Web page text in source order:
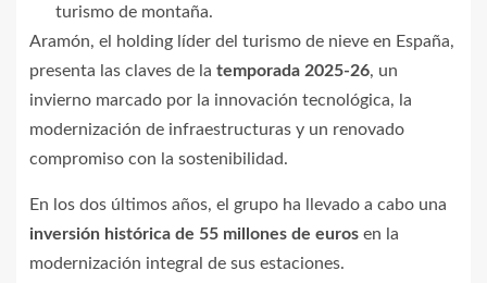
turismo de montaña.
Aramón, el holding líder del turismo de nieve en España,
presenta las claves de la temporada 2025-26, un
invierno marcado por la innovación tecnológica, la
modernización de infraestructuras y un renovado
compromiso con la sostenibilidad.
En los dos últimos años, el grupo ha llevado a cabo una
inversión histórica de 55 millones de euros en la
modernización integral de sus estaciones.